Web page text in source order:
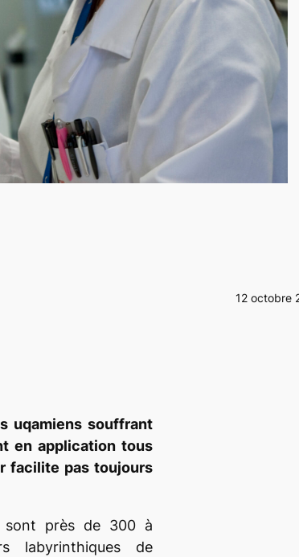
12 octobre
uqamiens souffrant
en application tous
facilite pas toujours
sont près de 300 à
labyrinthiques de